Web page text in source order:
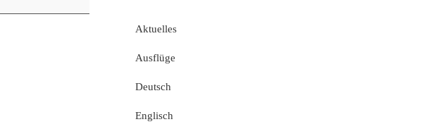
Aktuelles
Ausflüge
Deutsch
Englisch